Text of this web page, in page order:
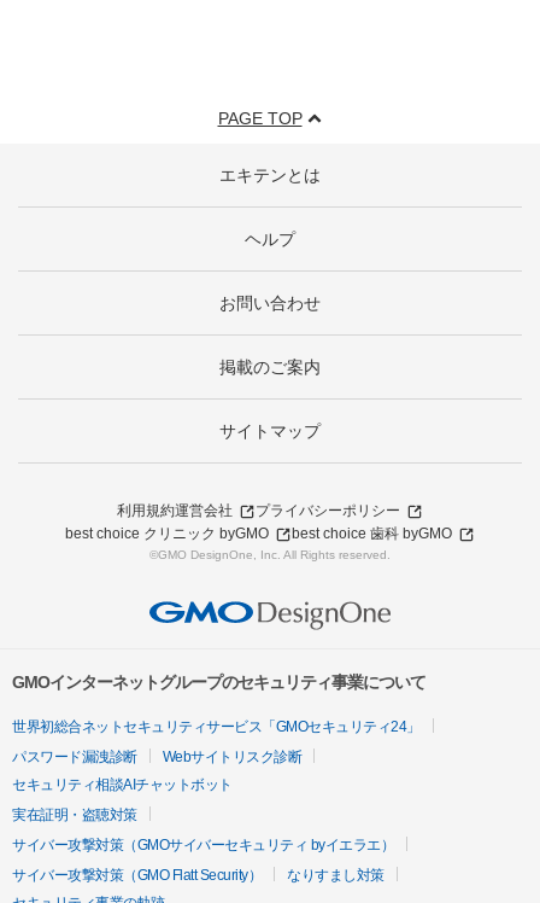
PAGE TOP
エキテンとは
ヘルプ
お問い合わせ
掲載のご案内
サイトマップ
利用規約運営会社
プライバシーポリシー
best choice クリニック byGMO
best choice 歯科 byGMO
©GMO DesignOne, Inc. All Rights reserved.
GMOインターネットグループのセキュリティ事業について
世界初総合ネットセキュリティサービス「GMOセキュリティ24」
パスワード漏洩診断
Webサイトリスク診断
セキュリティ相談AIチャットボット
実在証明・盗聴対策
サイバー攻撃対策（GMOサイバーセキュリティ byイエラエ）
サイバー攻撃対策（GMO Flatt Security）
なりすまし対策